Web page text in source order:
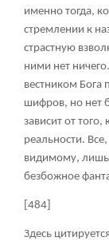
именно тогда,
стремлении к
страстную
ними нет
вестником Бога
шифров, но нет
зависит от
реальности.
видимому, лишь
безбожное
[484]
Здесь